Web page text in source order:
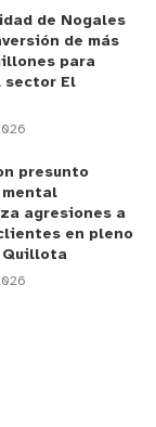
por reactivar
con la
se realizó y
en lo que se
para
en la sede
de Valle
Chantal
participación
en qué
participativo
2025.
de Nogales
de más
para
sector El
presunto
agresiones a
en pleno
Quillota